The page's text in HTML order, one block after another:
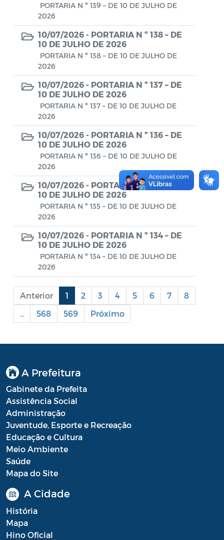
Conselho Municipal do Desenvolvimento
Sustentável Rural e Pesqueiro de
Araruama – COMDESURP-AR
Conselho Municipal do Idoso (COMID)
Conselho Municipal do Meio Ambiente -
CONDEMA
Conselho Municipal dos Direitos da
Criança e do Adolescente de Araruama -
CMDCAA
Contratos
Convênio
Convocação
Editais
Emendas Parlamentares
Extrato de Contratos
Extrato de Inexigibilidade
Instruções Normativas
Licenças Específicas
Portal do Contribuinte
PORTARIA N º 139 – DE 10 DE JULHO DE
2026
10/07/2026 - PORTARIA N º 138 – DE
10 DE JULHO DE 2026
PORTARIA N º 138 – DE 10 DE JULHO DE
2026
10/07/2026 - PORTARIA N º 137 – DE
10 DE JULHO DE 2026
PORTARIA N º 137 – DE 10 DE JULHO DE
2026
10/07/2026 - PORTARIA N º 136 – DE
10 DE JULHO DE 2026
PORTARIA N º 136 – DE 10 DE JULHO DE
2026
10/07/2026 - PORTARIA N º 135 – DE
10 DE JULHO DE 2026
PORTARIA N º 135 – DE 10 DE JULHO DE
2026
10/07/2026 - PORTARIA N º 134 – DE
10 DE JULHO DE 2026
PORTARIA N º 134 – DE 10 DE JULHO DE
2026
Anterior 1 2 3 4 5 6 7
8
568 569 Próximo
A Prefeitura
Gabinete da Prefeita
Assistência Social
Administração
Juventude, Esporte e Recreação
Educação e Cultura
Meio Ambiente
Saúde
Mapa do Site
A Cidade
História
Mapa
Hino Oficial